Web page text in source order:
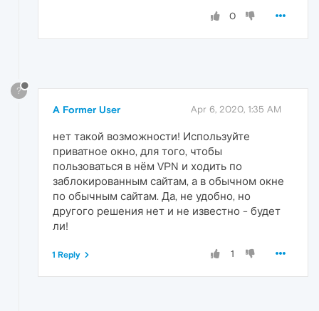
0
?
A Former User Apr 6, 2020, 1:35 AM
нет такой возможности! Используйте
приватное окно, для того, чтобы
пользоваться в нём VPN и ходить по
заблокированным сайтам, а в обычном окне
по обычным сайтам. Да, не удобно, но
другого решения нет и не известно - будет
ли!
1
1 Reply